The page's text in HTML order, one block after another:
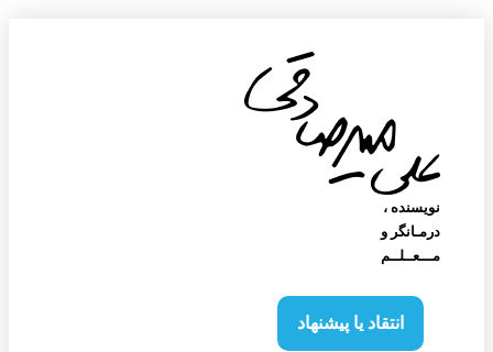
نویسنده‌ ،
درمـانگر و
مـــعــلــم
انتقاد یا پیشنهاد